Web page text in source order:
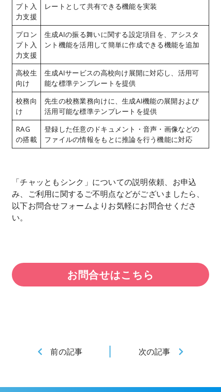
プト入
力支援
レートとして共有できる機能を実装
プロン
プト入
力支援
生成AIの振る舞いに関する設定項目を、アシスタ
ント機能を活用して簡単に作成できる機能を追加
高校生
向け
生成AIサービスの高校向け展開に対応し、活用可
能な標準テンプレートを提供
校務向
け
先生の校務業務向けに、生成AI機能の展開および
活用可能な標準テンプレートを提供
RAG
の搭載
登録した任意のドキュメント・音声・画像などの
ファイルの情報をもとに推論を行う機能に対応
「チャッともシンク」についての説明依頼、お申込
み、ご利用に関するご不明点などがございましたら、
以下お問合せフォームよりお気軽にお問合せくださ
い。
お問合せはこちら
前の記事 次の記事